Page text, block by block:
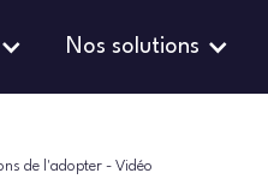
Nos solutions
de l'adopter - Vidéo